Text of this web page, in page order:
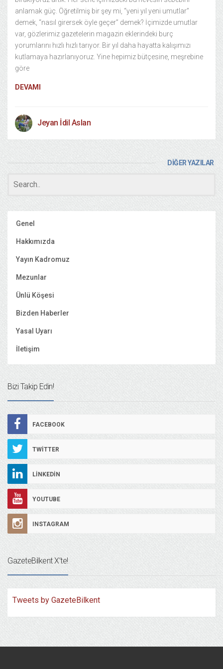
anlamak güç. Öğretilmiş bir şey mi, “yeni yıl yeni umutlar”
demek, “nasıl girersek öyle geçer” demek? İçimizde umutlar
var, gözlerimiz gazetelerin magazin eklerindeki burç
yorumlarını hızlı hızlı tarıyor. Bir yıl daha hayatta kalışımızı
kutlamaya hazırlanıyoruz. Yine hepimiz bütçesine, meşrebine
göre
DEVAMI
Jeyan İdil Aslan
DİĞER YAZILAR
Genel
Hakkımızda
Yayın Kadromuz
Mezunlar
Ünlü Köşesi
Bizden Haberler
Yasal Uyarı
İletişim
Bizi Takip Edin!
FACEBOOK
TWITTER
LINKEDIN
YOUTUBE
INSTAGRAM
GazeteBilkent X’te!
Tweets by GazeteBilkent